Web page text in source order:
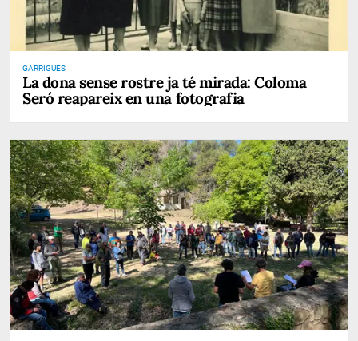
GARRIGUES
La dona sense rostre ja té mirada: Coloma
Seró reapareix en una fotografia